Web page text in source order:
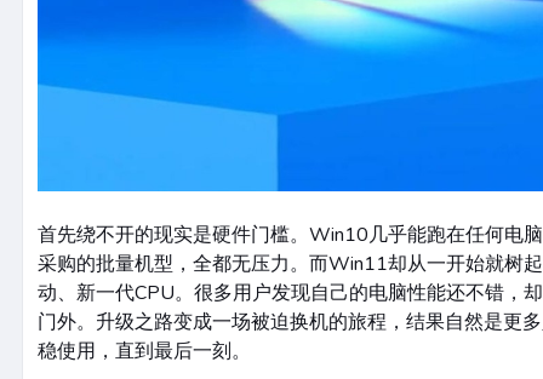
首先绕不开的现实是硬件门槛。Win10几乎能跑在任何电
采购的批量机型，全都无压力。而Win11却从一开始就树
动、新一代CPU。很多用户发现自己的电脑性能还不错，
门外。升级之路变成一场被迫换机的旅程，结果自然是更
稳使用，直到最后一刻。